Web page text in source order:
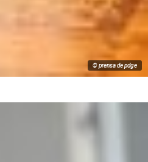
© prensa de pdge